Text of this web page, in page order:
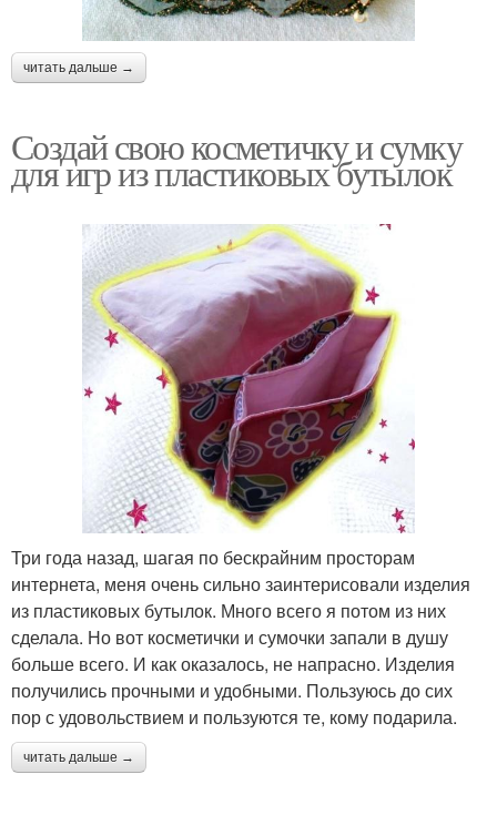
читать дальше →
Создай свою косметичку и сумку
для игр из пластиковых бутылок
Три года назад, шагая по бескрайним просторам
интернета, меня очень сильно заинтерисовали изделия
из пластиковых бутылок. Много всего я потом из них
сделала. Но вот косметички и сумочки запали в душу
больше всего. И как оказалось, не напрасно. Изделия
получились прочными и удобными. Пользуюсь до сих
пор с удовольствием и пользуются те, кому подарила.
читать дальше →